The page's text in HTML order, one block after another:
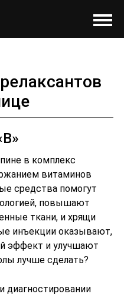
в комплекс
витаминов
средства помогут
повышают
ткани, и хрящи
инъекции оказывают,
эффект и улучшают
лучше сделать?
диагностировании